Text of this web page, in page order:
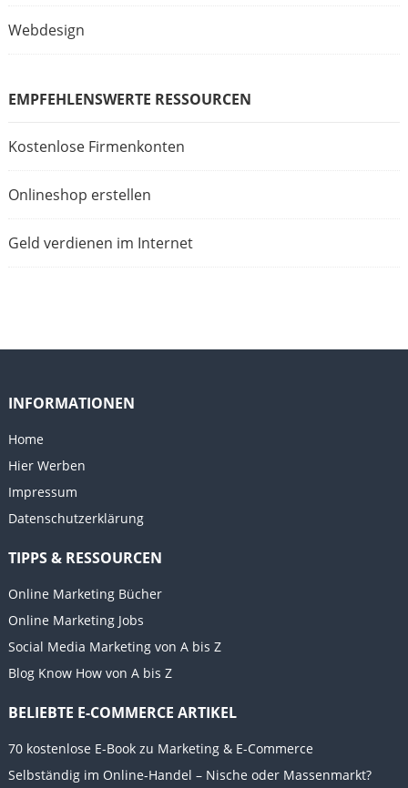
Webdesign
EMPFEHLENSWERTE RESSOURCEN
Kostenlose Firmenkonten
Onlineshop erstellen
Geld verdienen im Internet
INFORMATIONEN
Home
Hier Werben
Impressum
Datenschutzerklärung
TIPPS & RESSOURCEN
Online Marketing Bücher
Online Marketing Jobs
Social Media Marketing von A bis Z
Blog Know How von A bis Z
BELIEBTE E-COMMERCE ARTIKEL
70 kostenlose E-Book zu Marketing & E-Commerce
Selbständig im Online-Handel – Nische oder Massenmarkt?